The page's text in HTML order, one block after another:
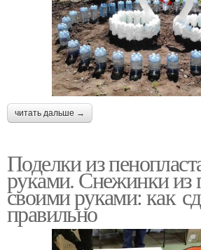
читать дальше →
Поделки из
руками. Снежинки из
своими руками: как
правильно